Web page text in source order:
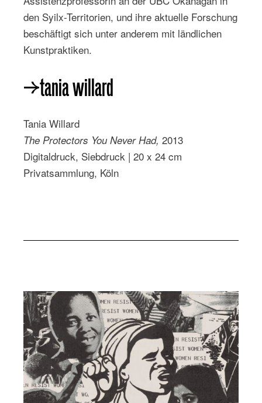
den Syilx-Territorien, und ihre aktuelle Forschung
beschäftigt sich unter anderem mit ländlichen
Kunstpraktiken.
→tania willard
Tania Willard
The Protectors You Never Had,2013
Digitaldruck, Siebdruck | 20 x 24 cm
Privatsammlung, Köln